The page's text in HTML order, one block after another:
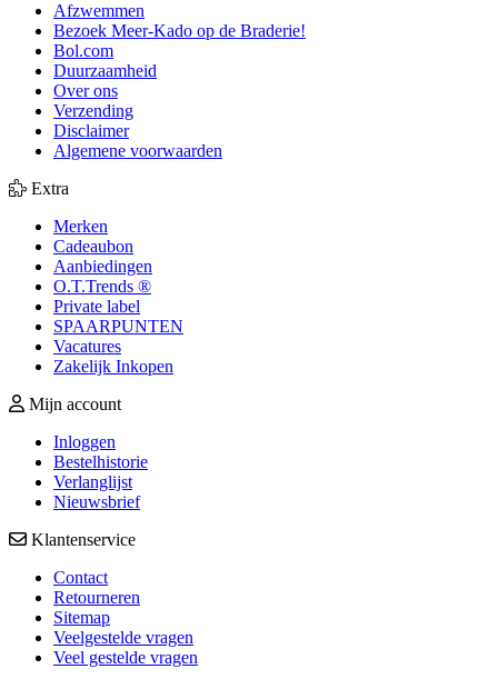
Afzwemmen
Bezoek Meer-Kado op de Braderie!
Bol.com
Duurzaamheid
Over ons
Verzending
Disclaimer
Algemene voorwaarden
Extra
Merken
Cadeaubon
Aanbiedingen
O.T.Trends ®
Private label
SPAARPUNTEN
Vacatures
Zakelijk Inkopen
Mijn account
Inloggen
Bestelhistorie
Verlanglijst
Nieuwsbrief
Klantenservice
Contact
Retourneren
Sitemap
Veelgestelde vragen
Veel gestelde vragen